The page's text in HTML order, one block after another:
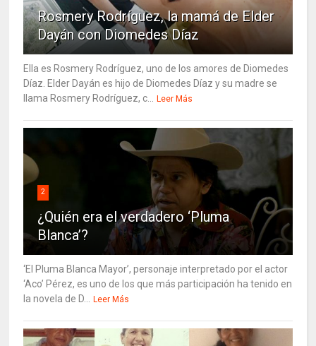
Rosmery Rodríguez, la mamá de Elder
Dayán con Diomedes Díaz
Ella es Rosmery Rodríguez, uno de los amores de Diomedes
Díaz. Elder Dayán es hijo de Diomedes Díaz y su madre se
llama Rosmery Rodríguez, c...
Leer Más
2
¿Quién era el verdadero ‘Pluma
Blanca’?
‘El Pluma Blanca Mayor’, personaje interpretado por el actor
‘Aco’ Pérez, es uno de los que más participación ha tenido en
la novela de D...
Leer Más